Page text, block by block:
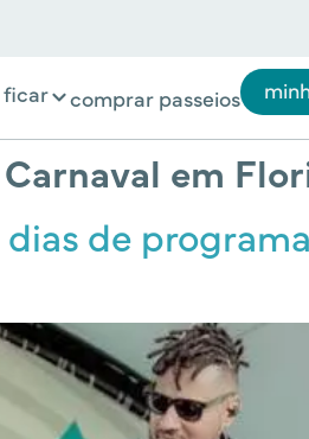
ficar comprar passeios
em
de